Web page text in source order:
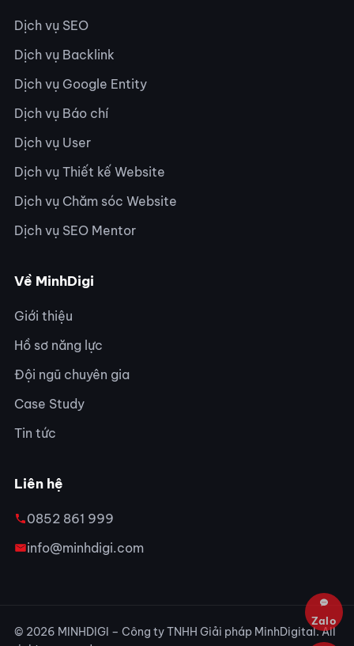
Dịch vụ SEO
Dịch vụ Backlink
Dịch vụ Google Entity
Dịch vụ Báo chí
Dịch vụ User
Dịch vụ Thiết kế Website
Dịch vụ Chăm sóc Website
Dịch vụ SEO Mentor
Về MinhDigi
Giới thiệu
Hồ sơ năng lực
Đội ngũ chuyên gia
Case Study
Tin tức
Liên hệ
0852 861 999
info@minhdigi.com
© 2026 MINHDIGI – Công ty TNHH Giải pháp MinhDigital. All